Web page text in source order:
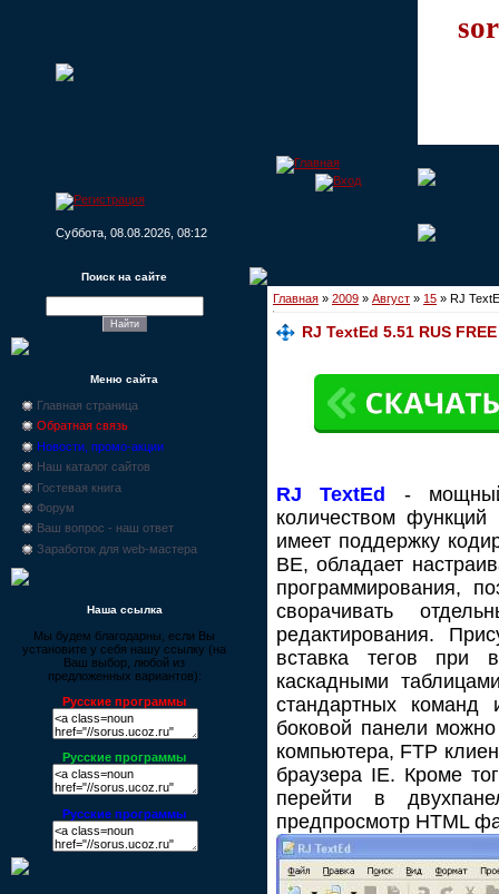
Суббота, 08.08.2026, 08:12
Поиск на сайте
Меню сайта
Главная страница
Обратная связь
Новости, промо-акции
Наш каталог сайтов
Гостевая книга
Форум
Ваш вопрос - наш ответ
Заработок для web-мастера
Наша ссылка
Мы будем благодарны, если Вы
установите у себя нашу ссылку (на
Ваш выбор, любой из
предложенных вариантов):
Русские программы
Русские программы
Русские программы
Главная » 2009 » Август » 15 » RJ
RJ TextEd 5.51 RUS
RJ TextEd - мощный
количеством функций
имеет поддержку
BE, обладает
программирования,
сворачивать
редактирования.
вставка тегов при
каскадными
стандартных
боковой панели
компьютера, FTP
браузера IE. Кроме
перейти в
предпросмотр HTML